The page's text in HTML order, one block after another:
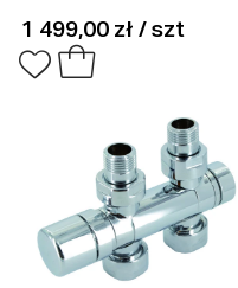
1 499,00 zł / szt